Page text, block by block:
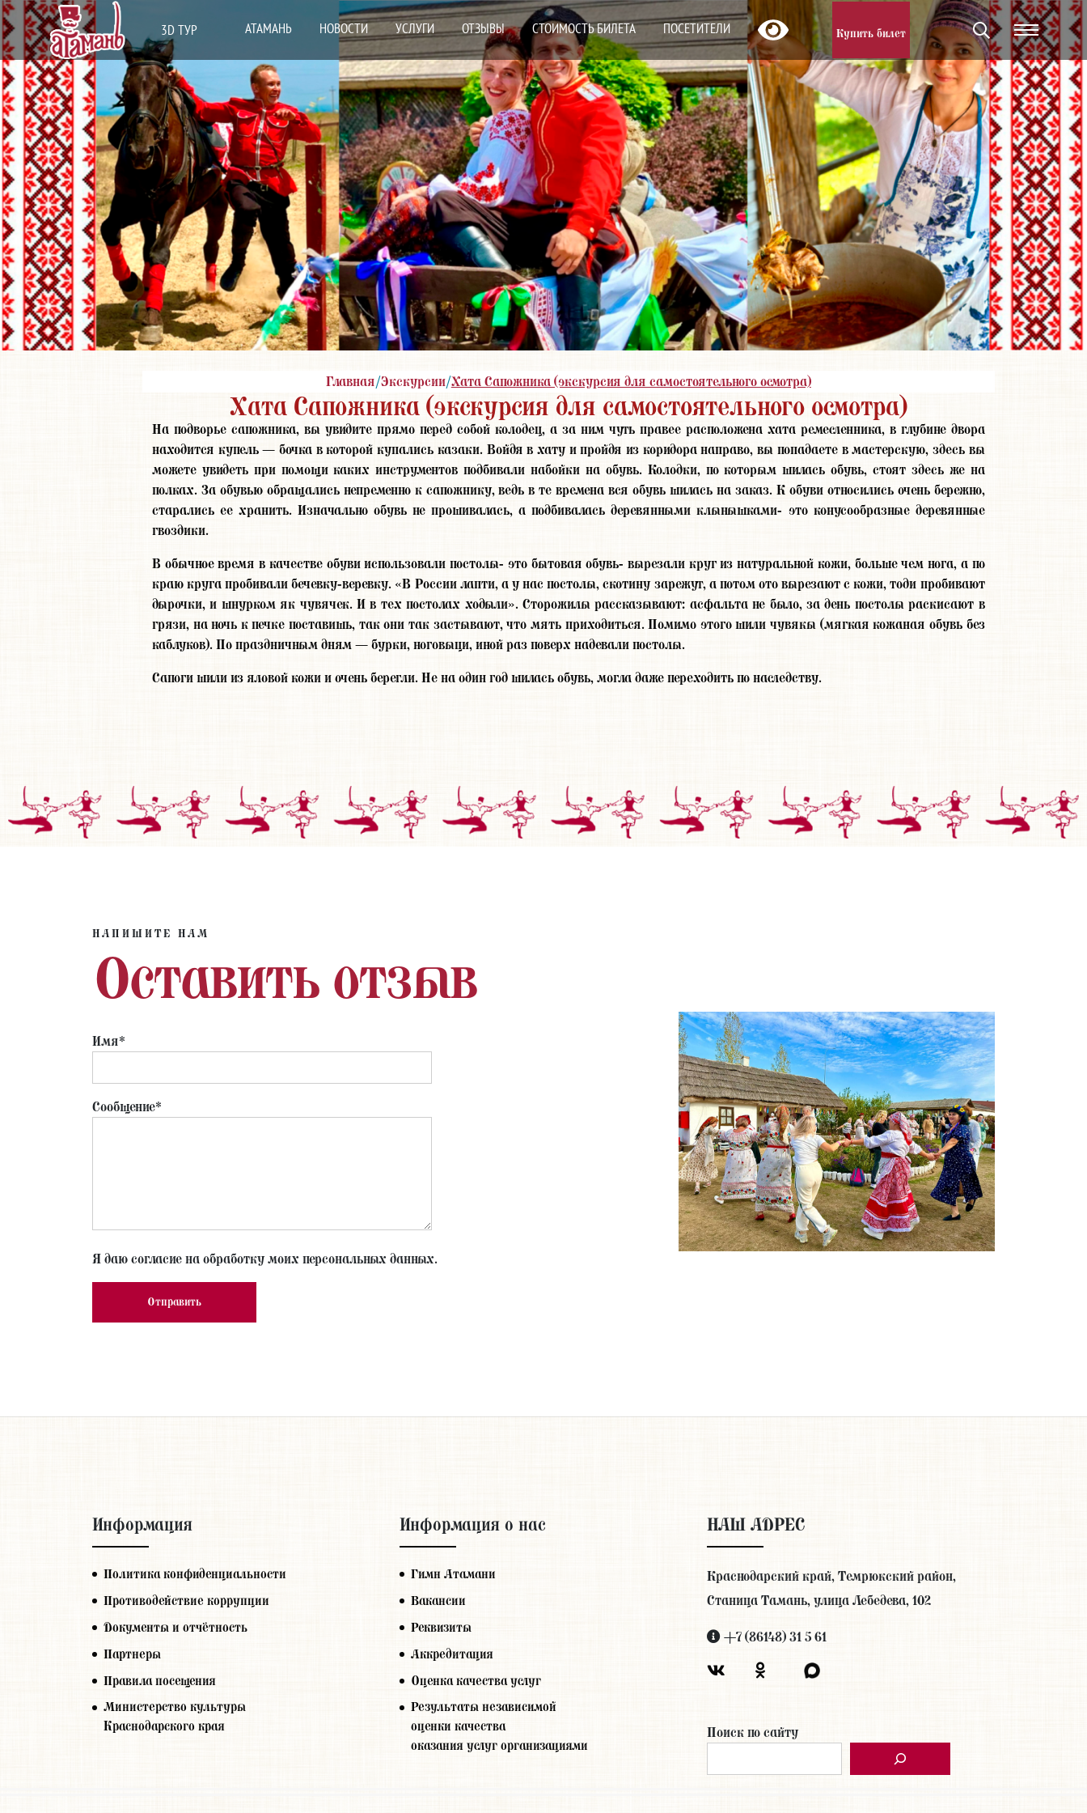
3D ТУР АТАМАНЬ НОВОСТИ УСЛУГИ ОТЗЫВЫ СТОИМОСТЬ БИЛЕТА ПОСЕТИТЕЛИ Купить билет
Главная/Экскурсии/Хата Сапожника (экскурсия для самостоятельного осмотра)
Хата Сапожника (экскурсия для самостоятельного осмотра)
На подворье сапожника, вы увидите прямо перед собой колодец, а за ним чуть правее расположена хата ремесленника, в глубине двора
находится купель — бочка в которой купались казаки. Войдя в хату и пройдя из коридора направо, вы попадаете в мастерскую, здесь вы
можете увидеть при помощи каких инструментов подбивали набойки на обувь. Колодки, по которым шилась обувь, стоят здесь же на
полках. За обувью обращались непременно к сапожнику, ведь в те времена вся обувь шилась на заказ. К обуви относились очень бережно,
старались ее хранить. Изначально обувь не прошивалась, а подбивалась деревянными клынышками- это конусообразные деревянные
гвоздики.
В обычное время в качестве обуви использовали постолы- это бытовая обувь- вырезали круг из натуральной кожи, больше чем нога, а по
краю круга пробивали бечевку-веревку. «В России лапти, а у нас постолы, скотину зарежут, а потом ото вырезают с кожи, тоди пробивают
дырочки, и шнурком як чувячек. И в тех постолах ходыли». Сторожилы рассказывают: асфальта не было, за день постолы раскисают в
грязи, на ночь к печке поставишь, так они так застывают, что мять приходиться. Помимо этого шили чувякы (мягкая кожаная обувь без
каблуков). По праздничным дням — бурки, ноговыци, иной раз поверх надевали постолы.
Сапоги шили из яловой кожи и очень берегли. Не на один год шилась обувь, могла даже переходить по наследству.
НАПИШИТЕ НАМ
Оставить отзыв
Имя*
Сообщение*
Я даю согласие на обработку моих персональных данных.
Информация
Политика конфиденциальности
Противодействие коррупции
Документы и отчётность
Партнеры
Правила посещения
Министерство культуры
Краснодарского края
Информация о нас
Гимн Атамани
Вакансии
Реквизиты
Аккредитация
Оценка качества услуг
Результаты независимой
оценки качества
оказания услуг организациями
НАШ АДРЕС
Краснодарский край, Темрюкский район,
Станица Тамань, улица Лебедева, 102
+7 (86148) 31 5 61
Поиск по сайту